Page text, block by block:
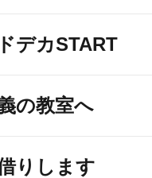
デカSTART
の教室へ
りします